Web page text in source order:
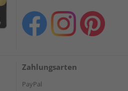
Zahlungsarten
PayPal